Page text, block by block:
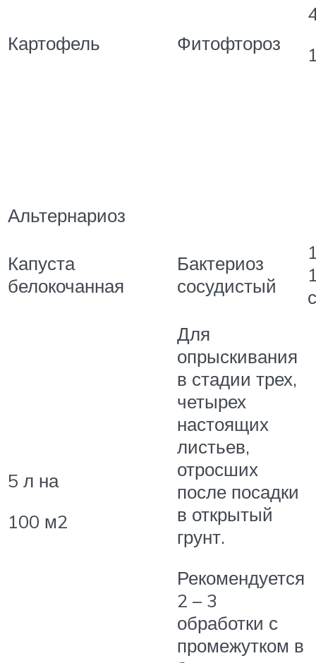
Картофель Фитофтороз
Альтернариоз
Капуста
белокочанная
Бактериоз
сосудистый
5 л на
100 м2
Для
опрыскивания
в стадии трех,
четырех
настоящих
листьев,
отросших
после посадки
в открытый
грунт.
Рекомендуется
2 – 3
обработки с
промежутком в